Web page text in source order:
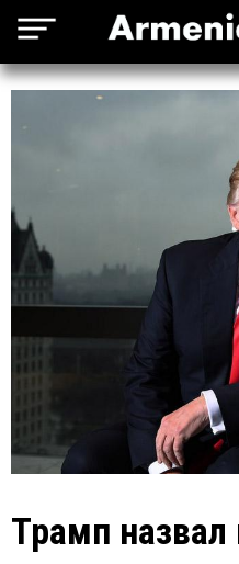
Трамп назвал